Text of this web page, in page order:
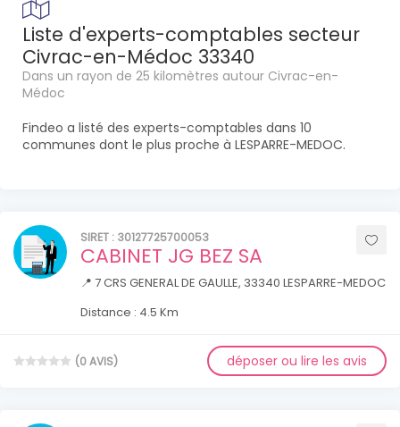
Liste d'experts-comptables secteur
Civrac-en-Médoc 33340
Dans un rayon de 25 kilomètres autour Civrac-en-
Médoc
Findeo a listé des experts-comptables dans 10
communes dont le plus proche à LESPARRE-MEDOC.
SIRET : 30127725700053
CABINET JG BEZ SA
📍 7 CRS GENERAL DE GAULLE, 33340 LESPARRE-MEDOC
Distance : 4.5 Km
(0 AVIS) déposer ou lire les avis